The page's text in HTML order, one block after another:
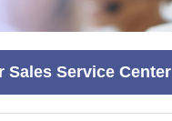
Sales Service Center